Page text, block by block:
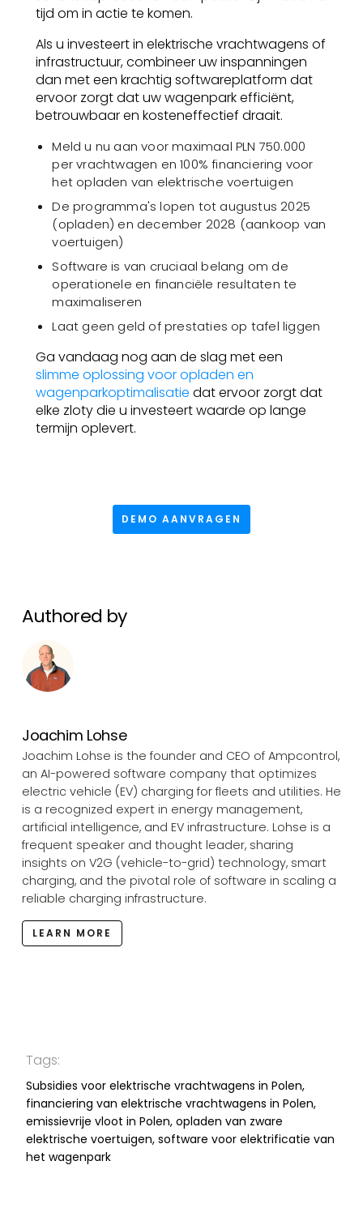
tijd om in actie te komen.
Als u investeert in elektrische vrachtwagens of
infrastructuur, combineer uw inspanningen
dan met een krachtig softwareplatform dat
ervoor zorgt dat uw wagenpark efficiënt,
betrouwbaar en kosteneffectief draait.
Meld u nu aan voor maximaal PLN 750.000
per vrachtwagen en 100% financiering voor
het opladen van elektrische voertuigen
De programma's lopen tot augustus 2025
(opladen) en december 2028 (aankoop van
voertuigen)
Software is van cruciaal belang om de
operationele en financiële resultaten te
maximaliseren
Laat geen geld of prestaties op tafel liggen
Ga vandaag nog aan de slag met een
slimme oplossing voor opladen en
wagenparkoptimalisatie dat ervoor zorgt dat
elke zloty die u investeert waarde op lange
termijn oplevert.
DEMO AANVRAGEN
Authored by
Joachim Lohse
Joachim Lohse is the founder and CEO of Ampcontrol,
an AI-powered software company that optimizes
electric vehicle (EV) charging for fleets and utilities. He
is a recognized expert in energy management,
artificial intelligence, and EV infrastructure. Lohse is a
frequent speaker and thought leader, sharing
insights on V2G (vehicle-to-grid) technology, smart
charging, and the pivotal role of software in scaling a
reliable charging infrastructure.
LEARN MORE
Tags:
Subsidies voor elektrische vrachtwagens in Polen,
financiering van elektrische vrachtwagens in Polen,
emissievrije vloot in Polen, opladen van zware
elektrische voertuigen, software voor elektrificatie van
het wagenpark